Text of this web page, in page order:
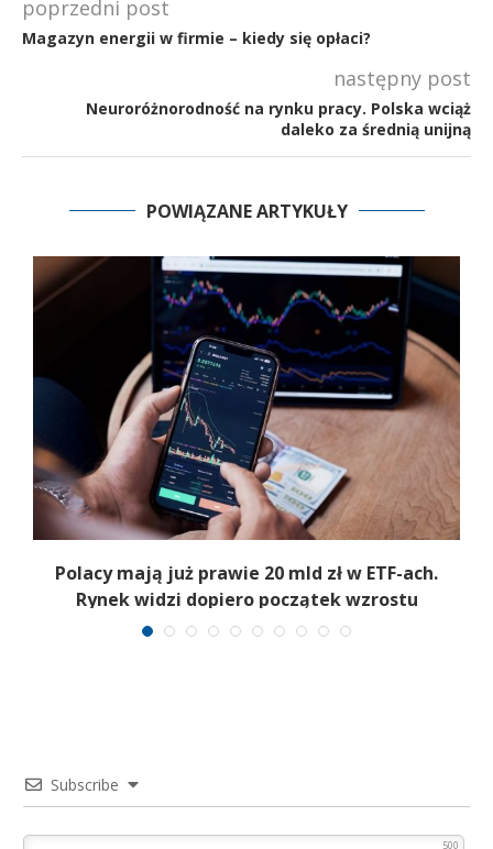
poprzedni post
Magazyn energii w firmie – kiedy się opłaci?
następny post
Neuroróżnorodność na rynku pracy. Polska wciąż
daleko za średnią unijną
POWIĄZANE ARTYKUŁY
Polacy mają już prawie 20 mld zł w ETF-ach.
Rynek widzi dopiero początek wzrostu
Subscribe
500